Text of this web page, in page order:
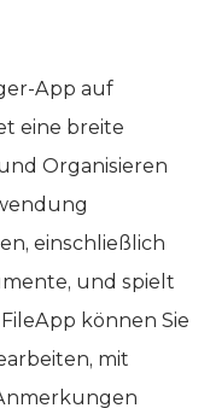
App auf
eine breite
Organisieren
einschließlich
und spielt
können Sie
mit